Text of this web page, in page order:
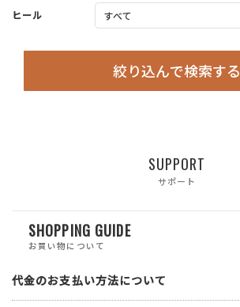
ヒール
絞り込んで検索する
SUPPORT
サポート
SHOPPING GUIDE
お買い物について
代金のお支払い方法について